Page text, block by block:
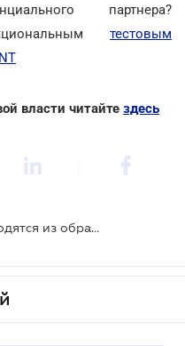
партнера?
тестовым
власти читайте здесь
Мелкие монеты полностью выводятся из обращения с 1 октября